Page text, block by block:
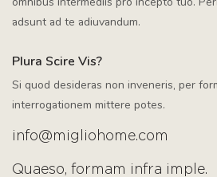
adsunt ad te adiuvandum.
Plura Scire Vis?
Si quod desideras non inveneris, per
interrogationem mittere potes.
info@migliohome.com
Quaeso, formam infra imple.